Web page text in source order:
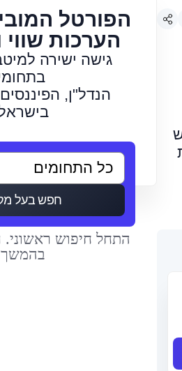
הפורטל
הערכות שווי
גישה ישירה
הנדל"ן,
חפש בעל
התחל חיפוש ראשוני.